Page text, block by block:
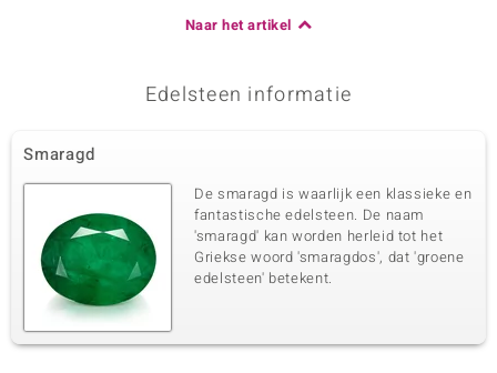
Rond geslepen
Edelsteen exact
Zirkoon 48 à 0,8 mm
Karaatgewicht som
0,207 ct
Slijpvorm
Rond geslepen
Zetting
Pave
Herkomst
Cambodja
Naar het artikel
Edelsteen informatie
Smaragd
De smaragd is waarlijk een klassieke en
fantastische edelsteen. De naam
'smaragd' kan worden herleid tot het
Griekse woord 'smaragdos', dat 'groene
edelsteen' betekent.